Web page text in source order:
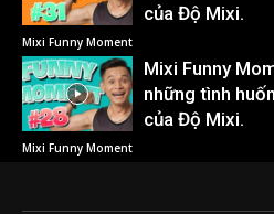
Mixi Funny Moment
của Độ Mixi.
Mixi Funny Moment
Mixi Funny
những tình
của Độ Mixi.